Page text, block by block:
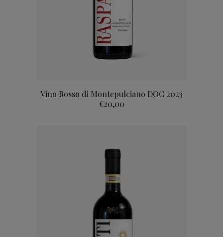
Vino Rosso di Montepulciano DOC 2023
€20,00